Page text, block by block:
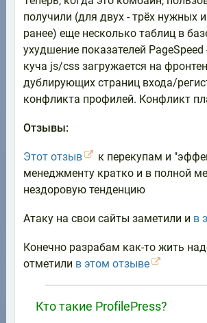
получили (для двух - трёх нужных
ранее) еще несколько таблиц в
ухудшение показателей PageSpeed
куча js/css загружается на
дублирующих страниц входа/
конфликта профилей. Конфликт
Отзывы:
Этот отзыв
к перекупам и
менеджменту кратко и в полной
нездоровую тенденцию
Атаку на свои сайты заметили и в
Конечно разрабам как-то жить
отметили в этом отзыве
Кто такие ProfilePress?